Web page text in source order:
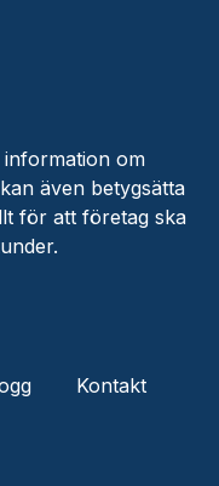
information om
även betygsätta
för att företag ska
Kontakt